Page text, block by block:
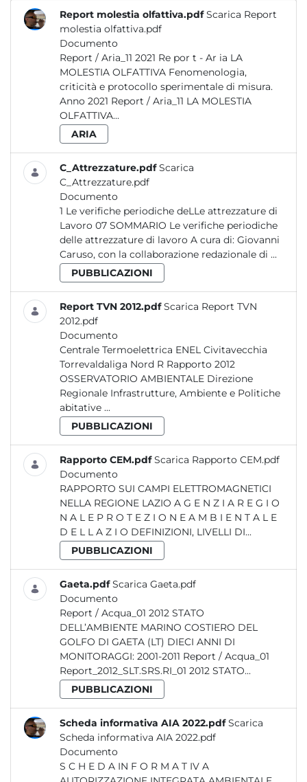
Report molestia olfattiva.pdf Scarica Report
molestia olfattiva.pdf
Documento
Report / Aria_11 2021 Re por t - Ar ia LA
MOLESTIA OLFATTIVA Fenomenologia,
criticità e protocollo sperimentale di misura.
Anno 2021 Report / Aria_11 LA MOLESTIA
OLFATTIVA...
ARIA
C_Attrezzature.pdf Scarica
C_Attrezzature.pdf
Documento
1 Le verifiche periodiche deLLe attrezzature di
Lavoro 07 SOMMARIO Le verifiche periodiche
delle attrezzature di lavoro A cura di: Giovanni
Caruso, con la collaborazione redazionale di ...
PUBBLICAZIONI
Report TVN 2012.pdf Scarica Report TVN
2012.pdf
Documento
Centrale Termoelettrica ENEL Civitavecchia
Torrevaldaliga Nord R Rapporto 2012
OSSERVATORIO AMBIENTALE Direzione
Regionale Infrastrutture, Ambiente e Politiche
abitative ...
PUBBLICAZIONI
Rapporto CEM.pdf Scarica Rapporto CEM.pdf
Documento
RAPPORTO SUI CAMPI ELETTROMAGNETICI
NELLA REGIONE LAZIO A G E N Z I A R E G I O
N A L E P R O T E Z I O N E A M B I E N T A L E
D E L L A Z I O DEFINIZIONI, LIVELLI DI...
PUBBLICAZIONI
Gaeta.pdf Scarica Gaeta.pdf
Documento
Report / Acqua_01 2012 STATO
DELL’AMBIENTE MARINO COSTIERO DEL
GOLFO DI GAETA (LT) DIECI ANNI DI
MONITORAGGI: 2001-2011 Report / Acqua_01
Report_2012_SLT.SRS.RI_01 2012 STATO...
PUBBLICAZIONI
Scheda informativa AIA 2022.pdf Scarica
Scheda informativa AIA 2022.pdf
Documento
S C H E D A IN F O R M A T IV A